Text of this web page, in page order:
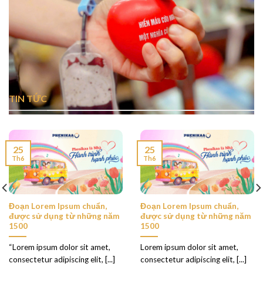
TIN TỨC
Đoạn Lorem Ipsum chuẩn,
được sử dụng từ những năm
1500
“Lorem ipsum dolor sit amet,
consectetur adipiscing elit, [...]
25
Th6
Đoạn Lorem Ipsum chuẩn,
được sử dụng từ những năm
1500
Lorem ipsum dolor sit amet,
consectetur adipiscing elit, [...]
25
Th6